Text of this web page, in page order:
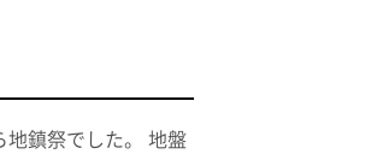
鎮祭でした。 地盤